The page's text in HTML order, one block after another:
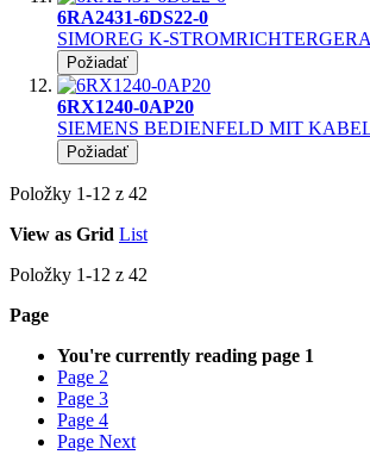
6RA2431-6DS22-0
SIMOREG K-
Požiadať
6RX1240-0AP20
SIEMENS BEDIENFELD MIT
Požiadať
Položky 1-12 z 42
View as Grid List
Položky 1-12 z 42
Page
You're currently reading page 1
Page 2
Page 3
Page 4
Page Next